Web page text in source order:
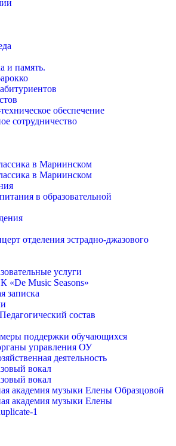
и память.
обеспечение
сотрудничество
в Мариинском
в Мариинском
в образовательной
отделения эстрадно-джазового
услуги
«De Music Seasons»
записка
состав
поддержки обучающихся
управления ОУ
деятельность
вокал
вокал
академия музыки Елены Образцовой
академия музыки Елены
1